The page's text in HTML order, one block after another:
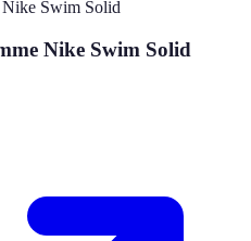
Nike Swim Solid